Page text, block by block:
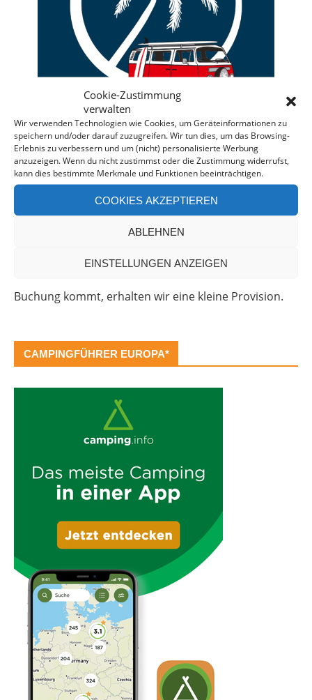
Cookie-Zustimmung
verwalten
Wir verwenden Technologien wie Cookies, um Geräteinformationen zu
speichern und/oder darauf zuzugreifen. Wir tun dies, um das Browsing-
Erlebnis zu verbessern und um (nicht) personalisierte Werbung
anzuzeigen. Wenn du nicht zustimmst oder die Zustimmung widerrufst,
kann dies bestimmte Merkmale und Funktionen beeinträchtigen.
COOKIES AKZEPTIEREN
ABLEHNEN
EINSTELLUNGEN ANZEIGEN
Deine individuelle Beratung bei der Campermiete
in Deutschland und Europa.
Bei einer Anfrage über diesen Banner erhältst Du
Rabatt! *
Offenlegung: Die Anfrage bei der Camper Oase ist
Buchung kommt, erhalten wir eine kleine Provision.
CAMPINGFÜHRER EUROPA*